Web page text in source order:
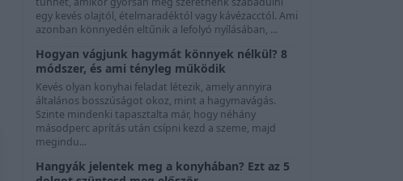
egy kevés olajtól, ételmaradéktól vagy kávézacctól. Ami
azonban könnyedén eltűnik a lefolyó nyílásában, ...
Hogyan vágjunk hagymát könnyek nélkül? 8
módszer, és ami tényleg működik
Kevés olyan konyhai feladat létezik, amely annyira
általános bosszúságot okoz, mint a hagymavágás.
Szinte mindenki tapasztalta már, hogy néhány
másodperc aprítás után csípni kezd a szeme, majd
megindu...
Hangyák jelentek meg a konyhában? Ezt az 5